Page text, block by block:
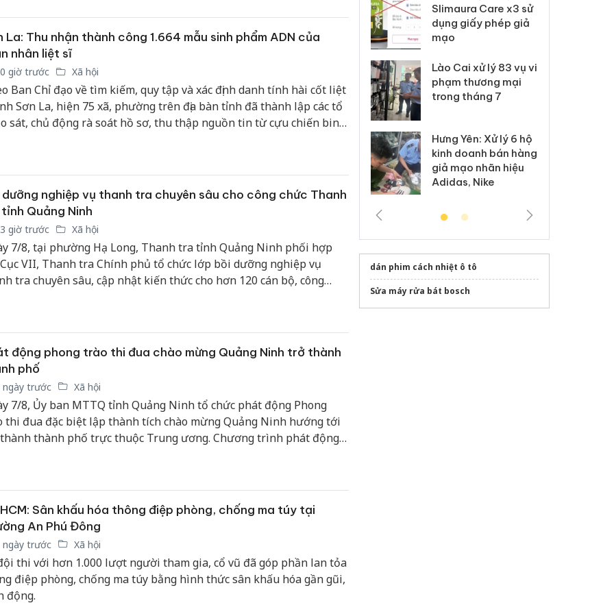
La: Thu nhận thành công 1.664 mẫu sinh phẩm ADN của
nhân liệt sĩ
giờ trước Xã hội
Ban Chỉ đạo về tìm kiếm, quy tập và xác định danh tính hài cốt liệt
Sơn La, hiện 75 xã, phường trên địa bàn tỉnh đã thành lập các tổ
sát, chủ động rà soát hồ sơ, thu thập nguồn tin từ cựu chiến binh
dưỡng nghiệp vụ thanh tra chuyên sâu cho công chức Thanh
Quảng Ninh
giờ trước Xã hội
7/8, tại phường Hạ Long, Thanh tra tỉnh Quảng Ninh phối hợp
VII, Thanh tra Chính phủ tổ chức lớp bồi dưỡng nghiệp vụ
tra chuyên sâu, cập nhật kiến thức cho hơn 120 cán bộ, công
động phong trào thi đua chào mừng Quảng Ninh trở thành
phố
ngày trước Xã hội
7/8, Ủy ban MTTQ tỉnh Quảng Ninh tổ chức phát động Phong
thi đua đặc biệt lập thành tích chào mừng Quảng Ninh hướng tới
thành phố trực thuộc Trung ương. Chương trình phát động
Sân khấu hóa thông điệp phòng, chống ma túy tại
An Phú Đông
ngày trước Xã hội
thi với hơn 1.000 lượt người tham gia, cổ vũ đã góp phần lan tỏa
điệp phòng, chống ma túy bằng hình thức sân khấu hóa gần gũi,
động.
kinh doanh
Công an Thanh Hóa
tìm bị hại trong vụ
án sản xuất, buôn
bán yến sào giả
mạo
phạm thương mại
trong tháng 7
sản phẩm nhập lậu,
bảo vệ môi trường
kinh doanh
Công an Thanh Hóa
tìm bị hại trong vụ
án sản xuất, buôn
Thanh Hóa: Tìm bị
hại trong vụ án buôn
bán bình sữa
Moyuum giả
dán phim cách nhiệt ô tô
Sửa máy rửa bát bosch